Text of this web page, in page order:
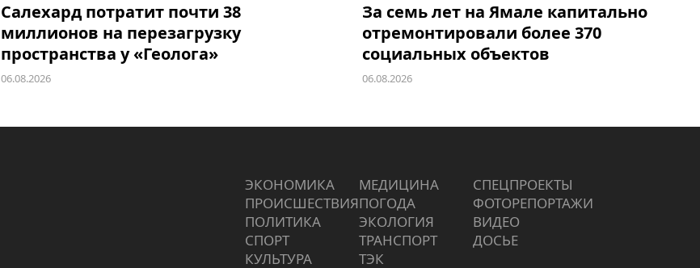
Салехард потратит почти 38
миллионов на перезагрузку
пространства у «Геолога»
06.08.2026
За семь лет на Ямале капитально
отремонтировали более 370
социальных объектов
06.08.2026
ЭКОНОМИКА
ПРОИCШЕСТВИЯ
ПОЛИТИКА
СПОРТ
КУЛЬТУРА
МЕДИЦИНА
ПОГОДА
ЭКОЛОГИЯ
ТРАНСПОРТ
ТЭК
СПЕЦПРОЕКТЫ
ФОТОРЕПОРТАЖИ
ВИДЕО
ДОСЬЕ